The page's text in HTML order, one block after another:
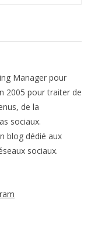
Manager pour
2005 pour traiter de
de la
sociaux.
blog dédié aux
sociaux.